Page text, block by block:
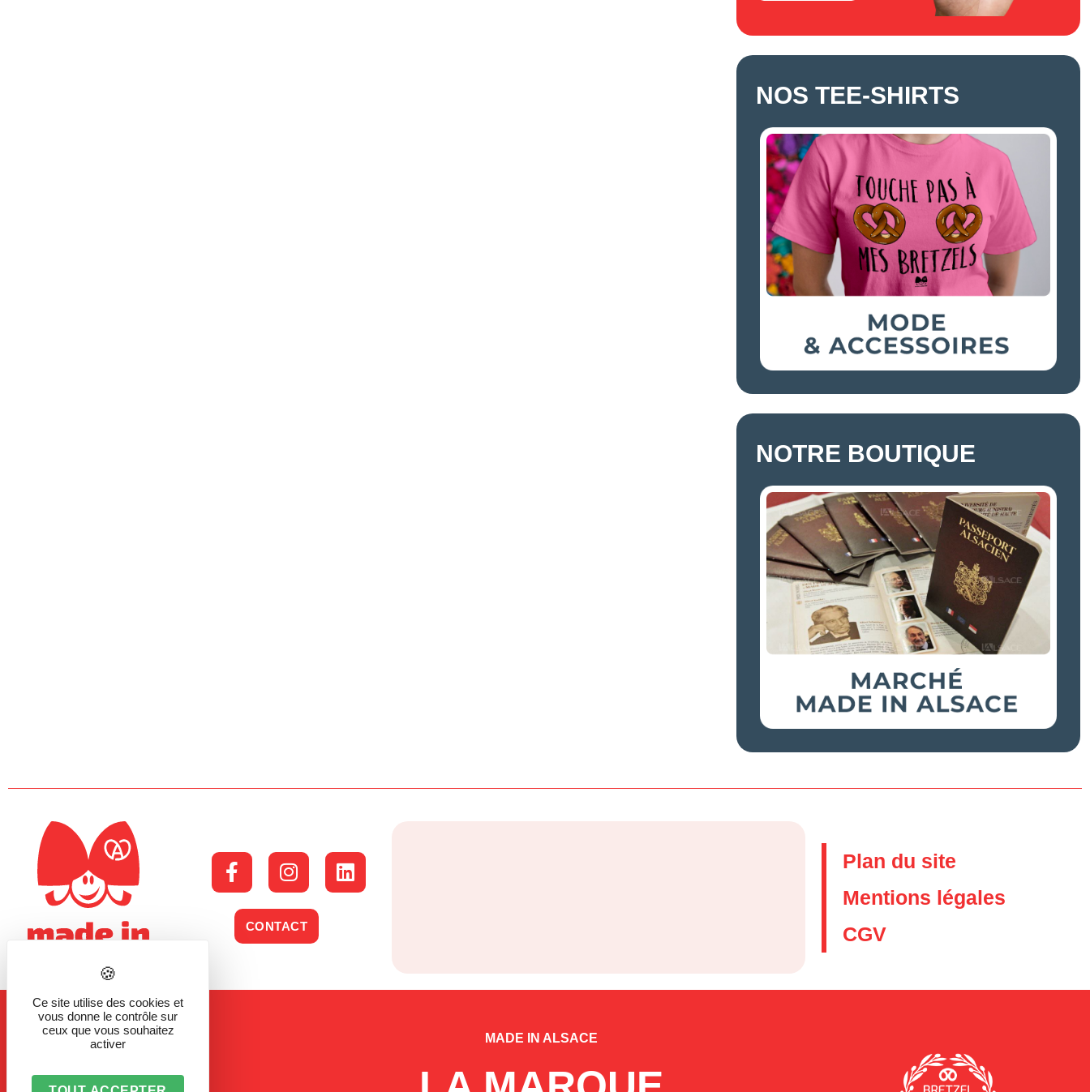
NOS TEE-SHIRTS
NOTRE BOUTIQUE
CONTACT
Plan du site
Mentions légales
CGV
MADE IN ALSACE
Ce site utilise des cookies et
vous donne le contrôle sur
ceux que vous souhaitez
activer